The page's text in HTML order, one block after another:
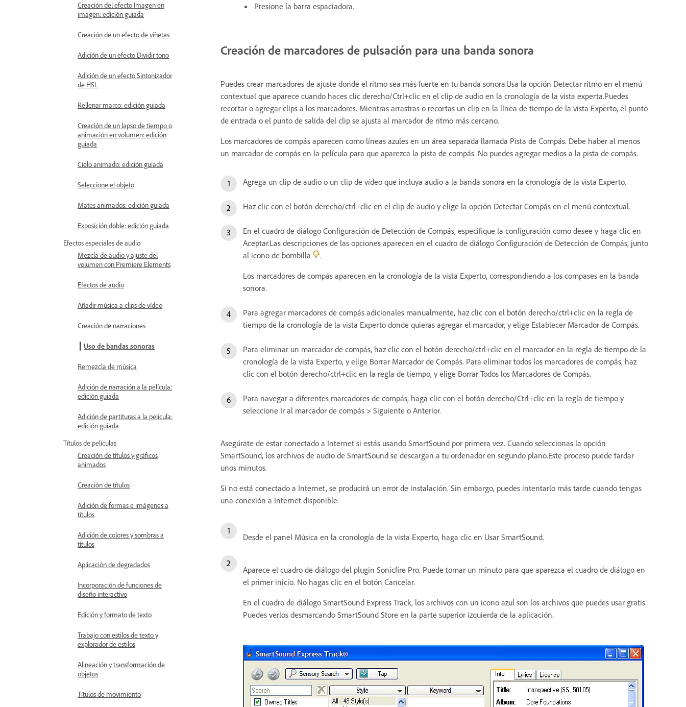
Creación del efecto Imagen en
imagen: edición guiada
Creación de un efecto de viñetas
Adición de un efecto Dividir tono
Adición de un efecto Sintonizador
de HSL
Rellenar marco: edición guiada
Creación de un lapso de tiempo o
animación en volumen: edición
guiada
Cielo animado: edición guiada
Seleccione el objeto
Mates animados: edición guiada
Exposición doble: edición guiada
Efectos especiales de audio
Mezcla de audio y ajuste del
volumen con Premiere Elements
Efectos de audio
Añadir música a clips de vídeo
Creación de narraciones
Uso de bandas sonoras
Remezcla de música
Adición de narración a la película:
edición guiada
Adición de partituras a la película:
edición guiada
Títulos de películas
Creación de títulos y gráficos
animados
Creación de títulos
Adición de formas e imágenes a
títulos
Adición de colores y sombras a
títulos
Aplicación de degradados
Incorporación de funciones de
diseño interactivo
Edición y formato de texto
Trabajo con estilos de texto y
explorador de estilos
Alineación y transformación de
objetos
Títulos de movimiento
Presione la barra espaciadora.
Creación de marcadores de pulsación para una banda sonora
Puedes crear marcadores de ajuste donde el ritmo sea más fuerte en tu banda sonora.Usa la opción Detectar ritmo en el menú
contextual que aparece cuando haces clic derecho/Ctrl+clic en el clip de audio en la cronología de la vista experta.Puedes
recortar o agregar clips a los marcadores. Mientras arrastras o recortas un clip en la línea de tiempo de la vista Experto, el punto
de entrada o el punto de salida del clip se ajusta al marcador de ritmo más cercano.
Los marcadores de compás aparecen como líneas azules en un área separada llamada Pista de Compás. Debe haber al menos
un marcador de compás en la película para que aparezca la pista de compás. No puedes agregar medios a la pista de compás.
Agrega un clip de audio o un clip de vídeo que incluya audio a la banda sonora en la cronología de la vista Experto.
Haz clic con el botón derecho/ctrl+clic en el clip de audio y elige la opción Detectar Compás en el menú contextual.
En el cuadro de diálogo Configuración de Detección de Compás, especifique la configuración como desee y haga clic en
Aceptar.Las descripciones de las opciones aparecen en el cuadro de diálogo Configuración de Detección de Compás, junto
al icono de bombilla
.
Los marcadores de compás aparecen en la cronología de la vista Experto, correspondiendo a los compases en la banda
sonora.
Para agregar marcadores de compás adicionales manualmente, haz clic con el botón derecho/ctrl+clic en la regla de
tiempo de la cronología de la vista Experto donde quieras agregar el marcador, y elige Establecer Marcador de Compás.
Para eliminar un marcador de compás, haz clic con el botón derecho/ctrl+clic en el marcador en la regla de tiempo de la
cronología de la vista Experto, y elige Borrar Marcador de Compás. Para eliminar todos los marcadores de compás, haz
clic con el botón derecho/ctrl+clic en la regla de tiempo, y elige Borrar Todos los Marcadores de Compás.
Para navegar a diferentes marcadores de compás, haga clic con el botón derecho/Ctrl+clic en la regla de tiempo y
seleccione Ir al marcador de compás > Siguiente o Anterior.
Asegúrate de estar conectado a Internet si estás usando SmartSound por primera vez. Cuando seleccionas la opción
SmartSound, los archivos de audio de SmartSound se descargan a tu ordenador en segundo plano.Este proceso puede tardar
unos minutos.
Si no está conectado a Internet, se producirá un error de instalación. Sin embargo, puedes intentarlo más tarde cuando tengas
una conexión a Internet disponible.
Desde el panel Música en la cronología de la vista Experto, haga clic en Usar SmartSound.
Aparece el cuadro de diálogo del plugin Sonicfire Pro. Puede tomar un minuto para que aparezca el cuadro de diálogo en
el primer inicio. No hagas clic en el botón Cancelar.
En el cuadro de diálogo SmartSound Express Track, los archivos con un icono azul son los archivos que puedes usar gratis.
Puedes verlos desmarcando SmartSound Store en la parte superior izquierda de la aplicación.